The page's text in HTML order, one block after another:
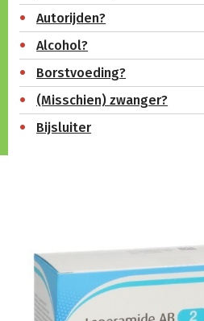
Autorijden?
Alcohol?
Borstvoeding?
(Misschien) zwanger?
Bijsluiter